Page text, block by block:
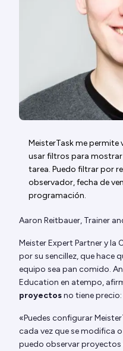
MeisterTask me
usar filtros para
tarea. Puedo filtrar por
observador, fecha de
programación.
Aaron Reitbauer, Trainer
Meister Expert Partner y la
por su sencillez, que hace
equipo sea pan comido.
Education en atempo,
proyectosno tiene precio:
«Puedes configurar
cada vez que se modifica
puedo observar proyectos